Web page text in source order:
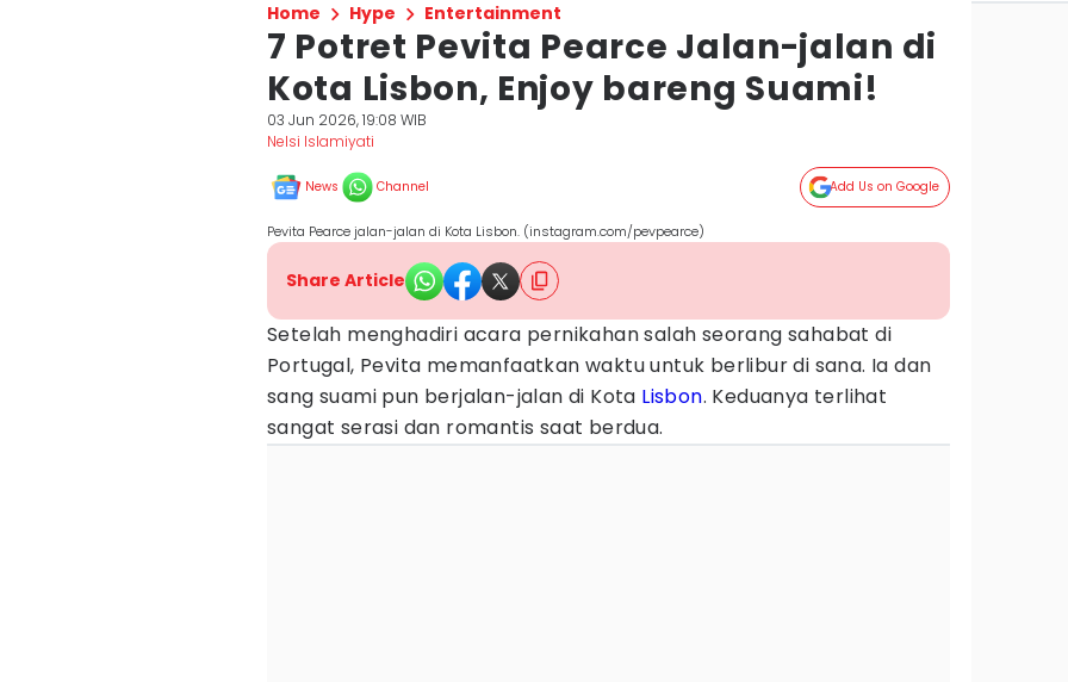
Home Hype Entertainment
7 Potret Pevita Pearce Jalan-jalan di
Kota Lisbon, Enjoy bareng Suami!
03 Jun 2026, 19:08 WIB
Nelsi Islamiyati
News Channel Add Us on Google
Pevita Pearce jalan-jalan di Kota Lisbon. (instagram.com/pevpearce)
Share Article
Setelah menghadiri acara pernikahan salah seorang sahabat di
Portugal, Pevita memanfaatkan waktu untuk berlibur di sana. Ia dan
sang suami pun berjalan-jalan di Kota Lisbon. Keduanya terlihat
sangat serasi dan romantis saat berdua.